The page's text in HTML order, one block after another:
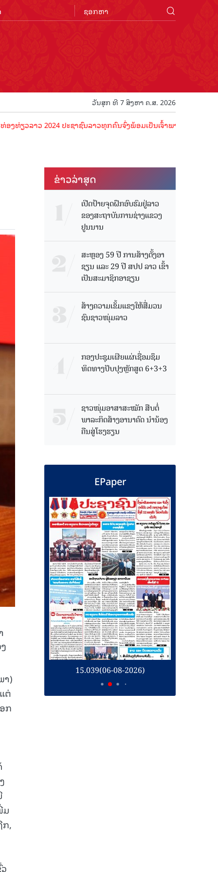
ວັນສຸກ ທີ 7 ສິງຫາ ຄ.ສ. 2026
າວ 2024 ປະຊາຊົນລາວທຸກຄົນຈົ່ງພ້ອມເປັນເຈົ້າພາບທີ່ດີ ຕ້ອນຮັບນັກທ່ອ
າ)
ຕ່
ກ
ມ
ກ,
ຂ່າວ​ລ່າ​ສຸດ
ເປີດປ້າຍຈຸດຝຶກອົບຮົມຢູ່ລາວ
ຂອງສະຖາບັນການຊ່າງແຂວງ
ຢູນນານ
ສະຫຼອງ 59 ປີ ການສ້າງຕັ້ງອາ
ຊຽນ ແລະ 29 ປີ ສປປ ລາວ ເຂົ້າ
ເປັນສະມາຊິກອາຊຽນ
ສ້າງຄວາມເຂັ້ມແຂງໃຫ້ສື່ມວນ
ຊົນຊາວໜຸ່ມລາວ
ກອງປະຊຸມເຜີຍແຜ່ເຊື່ອມຊຶມ
ທິດທາງປັບປຸງຫຼັກສູດ 6+3+3
ຊາວໜຸ່ມອາສາສະໝັກ ສືບຕໍ່
ພາລະກິດສ້າງອານາຄົດ ນໍານ້ອງ
ຄືນສູ່ໂຮງຮຽນ
EPaper
15.039(06-08-2026)